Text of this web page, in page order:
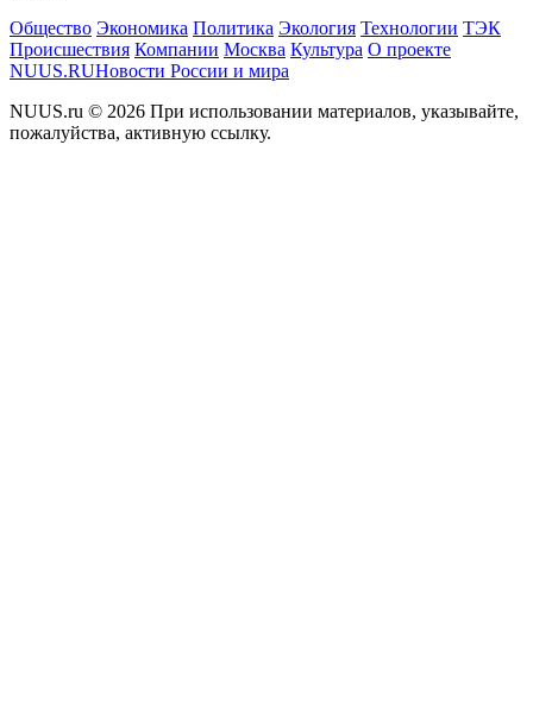
Общество Экономика Политика Экология Технологии ТЭК
Происшествия Компании Москва Культура О проекте
NUUS.RUНовости России и мира
NUUS.ru © 2026 При использовании материалов, указывайте,
пожалуйства, активную ссылку.